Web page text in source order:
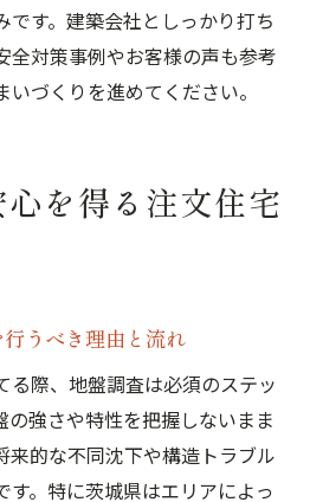
です。建築会社としっかり打ち
全対策事例やお客様の声も参考
づくりを進めてください。
を得る注文住宅
うべき理由と流れ
る際、地盤調査は必須のステッ
の強さや特性を把握しないまま
来的な不同沈下や構造トラブル
す。特に茨城県はエリアによっ